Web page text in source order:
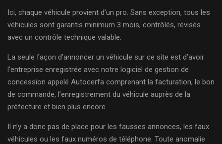
Ici, chaque véhicule provient d’un pro. Sans exception, tous les
véhicules sont garantis minimum 3 mois, contrôlés, révisés
avec un contrôle technique valable.
La seule façon d’annoncer un véhicule sur ce site est d’avoir
l’entreprise enregistrée avec notre logiciel de gestion de
concession appelé Autocerfa comprenant la facturation, le bon
de commande, l’enregistrement du véhicule auprès de la
préfecture et bien plus encore.
Il n’y a donc pas de place pour les fausses annonces, les faux
véhicules ou les faux numéros de téléphone. Toute anomalie